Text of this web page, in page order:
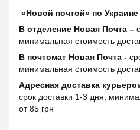
«Новой почтой» по Украине
В отделение Новая Почта –
минимальная стоимость
В почтомат Новая Почта -
минимальная стоимость
Адресная доставка
срок доставки 1-3 дня,
от 85 грн